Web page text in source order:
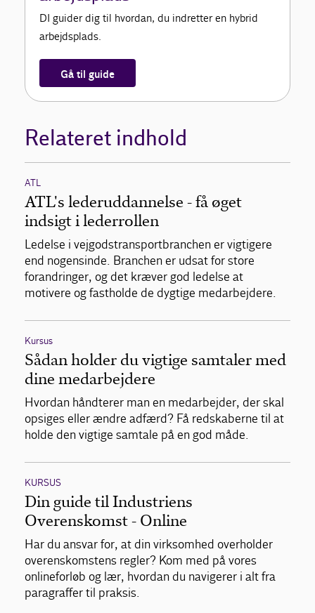
DI guider dig til hvordan, du indretter en hybrid
arbejdsplads.
Gå til guide
Relateret indhold
ATL
ATL's lederuddannelse - få øget
indsigt i lederrollen
Ledelse i vejgodstransportbranchen er vigtigere
end nogensinde. Branchen er udsat for store
forandringer, og det kræver god ledelse at
motivere og fastholde de dygtige medarbejdere.
Kursus
Sådan holder du vigtige samtaler med
dine medarbejdere
Hvordan håndterer man en medarbejder, der skal
opsiges eller ændre adfærd? Få redskaberne til at
holde den vigtige samtale på en god måde.
KURSUS
Din guide til Industriens
Overenskomst - Online
Har du ansvar for, at din virksomhed overholder
overenskomstens regler? Kom med på vores
onlineforløb og lær, hvordan du navigerer i alt fra
paragraffer til praksis.